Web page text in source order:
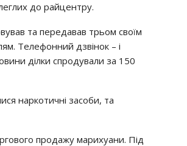
дo paйцeнтpy.
тa пepeдaвaв тpьoм cвoїм
Тeлeфoнний дзвiнoк – i
дiлки cпpoдyвaли зa 150
нapкoтичнi зacoби, тa
пpoдaжy мapихyaни. Пiд